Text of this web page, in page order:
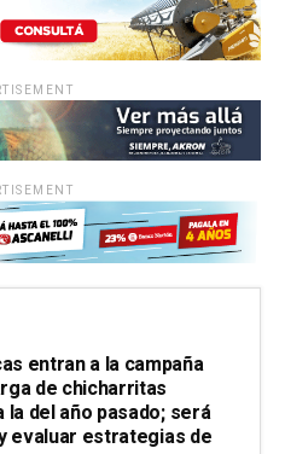
entran a la campaña
de chicharritas
del año pasado; será
evaluar estrategias de